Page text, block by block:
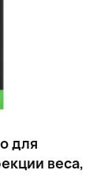
для
веса,